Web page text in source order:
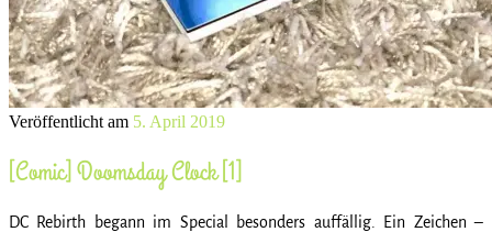
Veröffentlicht am 5. April 2019
[Comic] Doomsday Clock [1]
DC Rebirth begann im Special besonders auffällig. Ein Zeichen –